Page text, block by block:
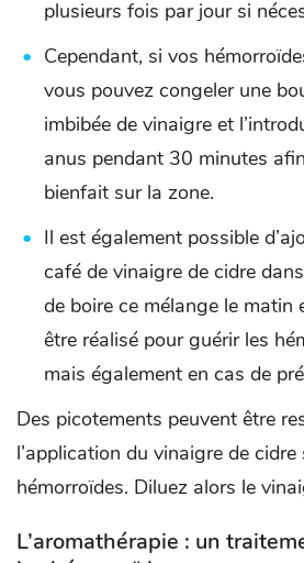
plusieurs fois par jour si
Cependant, si vos
vous pouvez congeler une
imbibée de vinaigre et
anus pendant 30 minutes
bienfait sur la zone.
Il est également possible
café de vinaigre de cidre
de boire ce mélange le matin
être réalisé pour guérir les
mais également en cas de
Des picotements peuvent être
l’application du vinaigre de cidre
hémorroïdes. Diluez alors le
L’aromathérapie : un